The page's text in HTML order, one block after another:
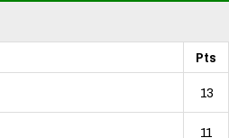
Pts
13
11